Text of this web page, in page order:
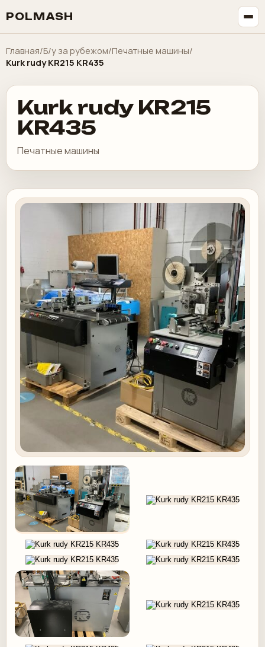
POLMASH
Главная/Б/у за рубежом/Печатные машины/
Kurk rudy KR215 KR435
Kurk rudy KR215
KR435
Печатные машины